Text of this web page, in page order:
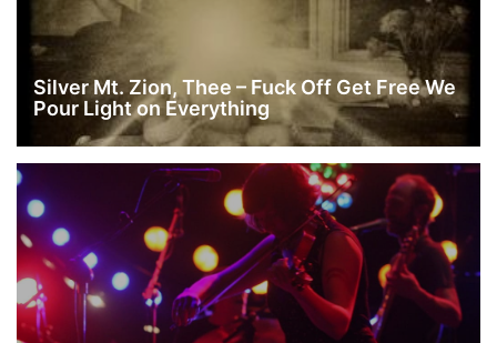
Silver Mt. Zion, Thee – Fuck Off Get Free We
Pour Light on Everything